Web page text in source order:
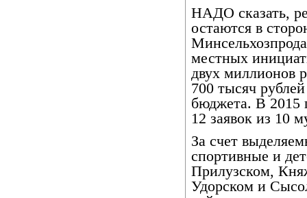
НАДО сказать,
остаются в
местных
двух миллионов
700 тысяч
бюджета. В 2015
12 заявок из 10
За счет
спортивные и
Прилузском,
Удорском и